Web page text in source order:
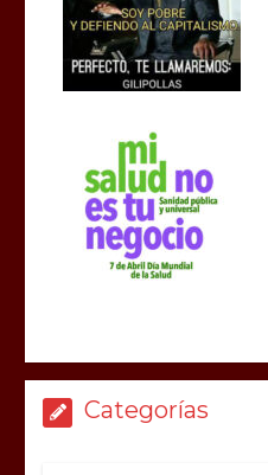
Categorías